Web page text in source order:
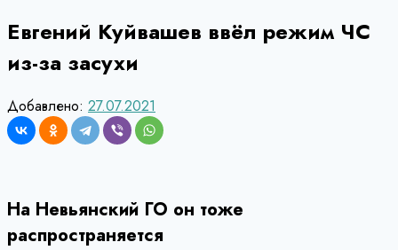
Евгений Куйвашев ввёл режим ЧС
из-за засухи
Добавлено: 27.07.2021
На Невьянский ГО он тоже
распространяется